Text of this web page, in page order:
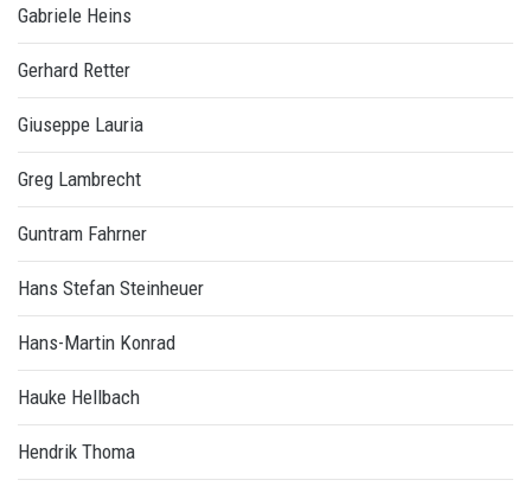
Gabriele Heins
Gerhard Retter
Giuseppe Lauria
Greg Lambrecht
Guntram Fahrner
Hans Stefan Steinheuer
Hans-Martin Konrad
Hauke Hellbach
Hendrik Thoma